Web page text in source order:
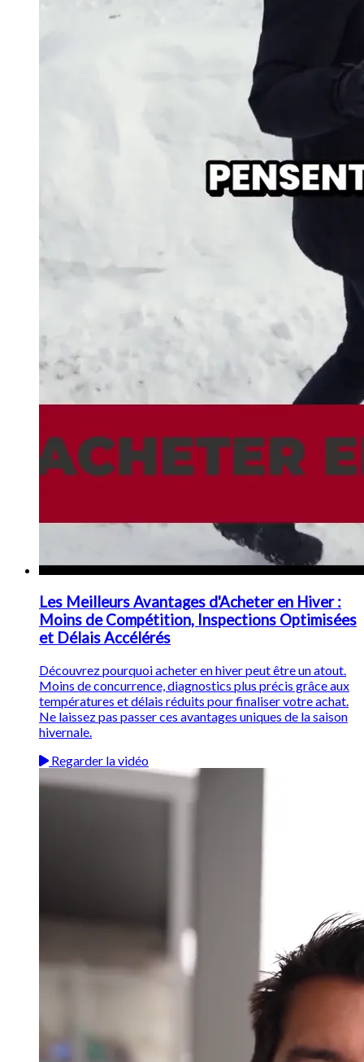
Les Meilleurs Avantages d'Acheter en Hiver :
Moins de Compétition, Inspections Optimisées
et Délais Accélérés
Découvrez pourquoi acheter en hiver peut être un atout.
Moins de concurrence, diagnostics plus précis grâce aux
températures et délais réduits pour finaliser votre achat.
Ne laissez pas passer ces avantages uniques de la saison
hivernale.
Regarder la vidéo